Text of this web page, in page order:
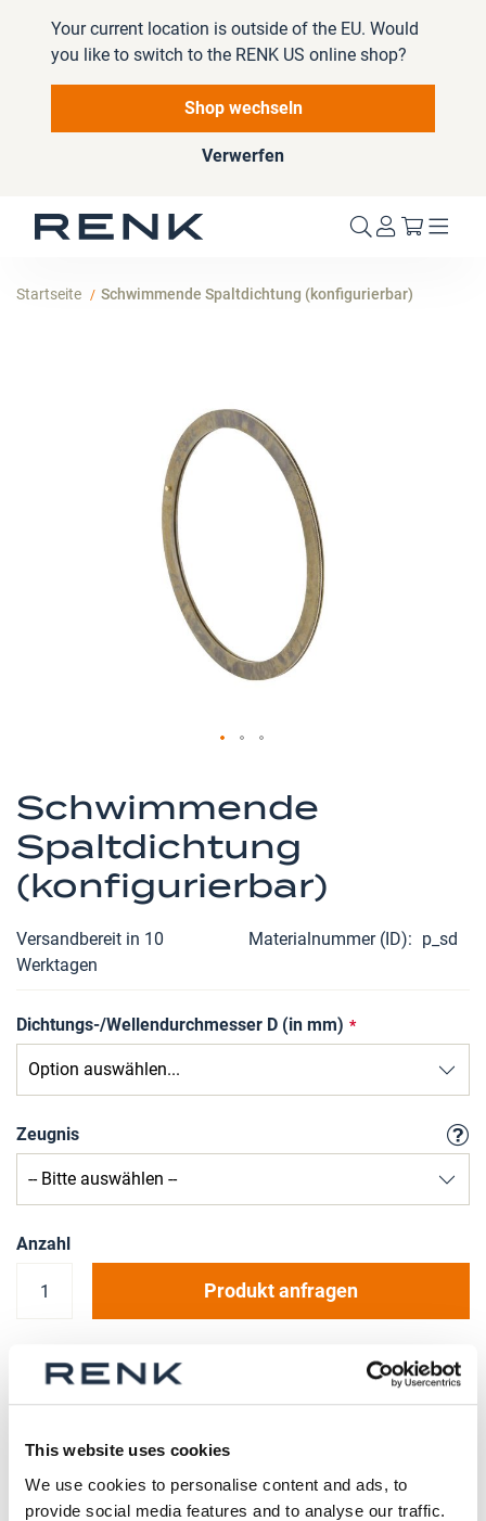
This website uses cookies
We use cookies to personalise content and ads, to
provide social media features and to analyse our traffic.
Your current location is outside of the EU. Would
you like to switch to the RENK US online shop?
Shop wechseln
Verwerfen
Mein
Startseite Schwimmende Spaltdichtung (konfigurierbar)
Schwimmende
Spaltdichtung
(konfigurierbar)
Versandbereit in 10
Werktagen
Materialnummer (ID) p_sd
Dichtungs-/Wellendurchmesser D (in mm)
Zeugnis
Anzahl
Produkt anfragen
Bitte beachten Sie, dass weitere Informationen, Preise
Anfang
der
Bildergalerie
springen